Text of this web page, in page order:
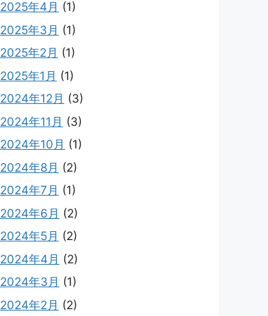
2025年4月 (1)
2025年3月 (1)
2025年2月 (1)
2025年1月 (1)
2024年12月 (3)
2024年11月 (3)
2024年10月 (1)
2024年8月 (2)
2024年7月 (1)
2024年6月 (2)
2024年5月 (2)
2024年4月 (2)
2024年3月 (1)
2024年2月 (2)